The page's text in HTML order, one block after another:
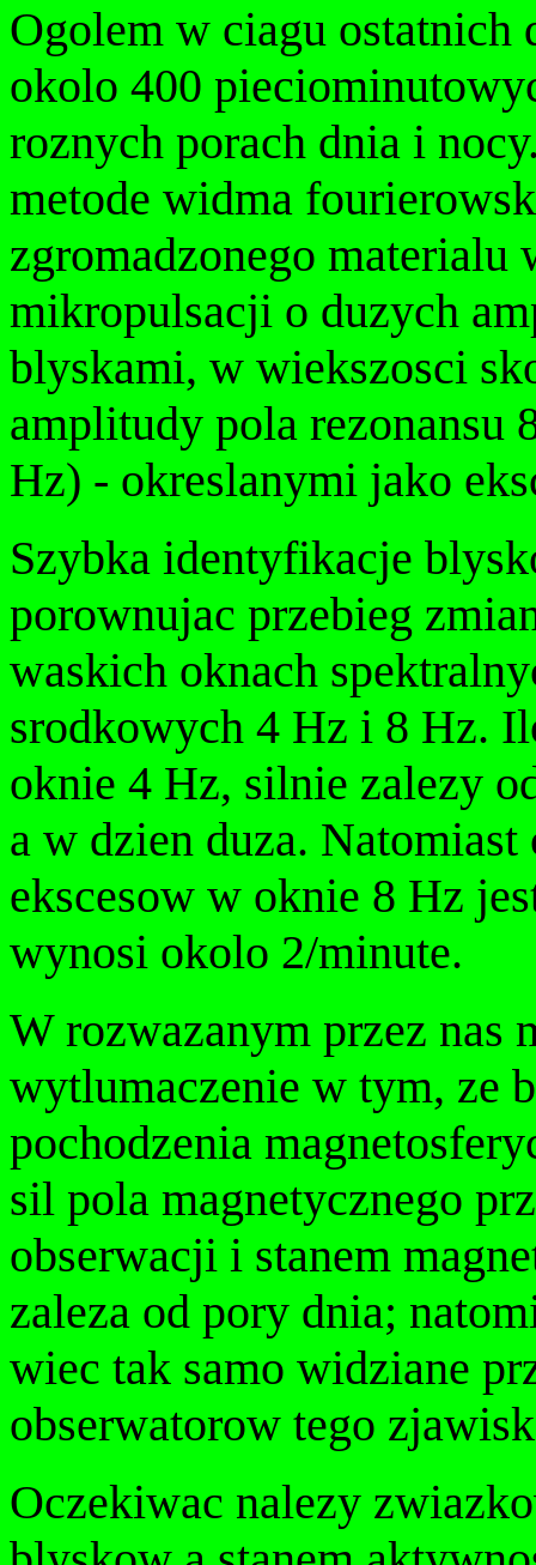
Ogolem w ciagu
okolo 400
roznych porach dnia i
metode widma
zgromadzonego materialu
mikropulsacji o duzych
blyskami, w wiekszosci
amplitudy pola rezonansu
Hz) - okreslanymi jako
Szybka identyfikacje
porownujac przebieg
waskich oknach
srodkowych 4 Hz i 8 Hz.
oknie 4 Hz, silnie zalezy
a w dzien duza.
ekscesow w oknie 8 Hz
wynosi okolo 2/minute.
W rozwazanym przez nas
wytlumaczenie w tym, ze
pochodzenia
sil pola magnetycznego
obserwacji i stanem
zaleza od pory dnia;
wiec tak samo widziane
obserwatorow tego
Oczekiwac nalezy